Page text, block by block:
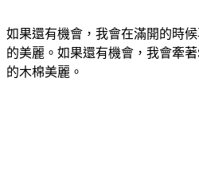
如果還有機會，我會在滿開的時
的美麗。如果還有機會，我會牽
的木棉美麗。